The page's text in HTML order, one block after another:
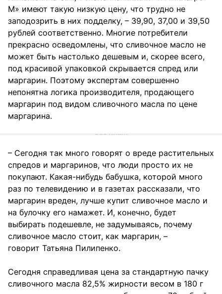
М» имеют такую низкую цену, что трудно не
заподозрить в них подделку, – 39,90, 37,00 и 39,50
рублей соответственно. Многие потребители
прекрасно осведомлены, что сливочное масло не
может быть настолько дешевым и, скорее всего,
под красивой упаковкой скрывается спред или
маргарин. Поэтому экспертам совершенно
непонятна логика производителя, продающего
маргарин под видом сливочного масла по цене
маргарина.
– Сегодня так много говорят о вреде растительных
спредов и маргаринов, что люди просто их не
покупают. Какая-нибудь бабушка, которой много
раз по телевидению и в газетах рассказали, что
маргарин вреден, лучше купит сливочное масло и
на булочку его намажет. И, конечно, будет
выбирать подешевле, не задумываясь, почему
сливочное масло стоит, как маргарин, –
говорит Татьяна Пилипенко.
Сегодня справедливая цена за стандартную пачку
сливочного масла 82,5% жирности весом в 180 г